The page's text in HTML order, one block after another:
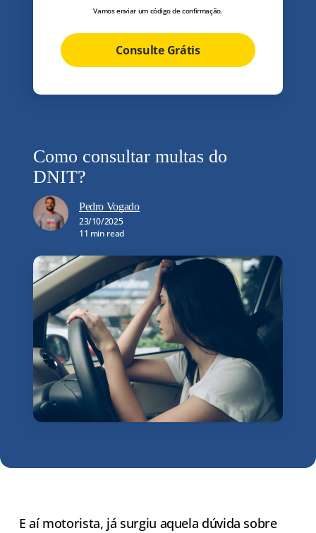
Vamos enviar um código de confirmação.
Consulte Grátis
Como consultar multas do
DNIT?
Pedro Vogado
23/10/2025
11 min read
E aí motorista, já surgiu aquela dúvida sobre